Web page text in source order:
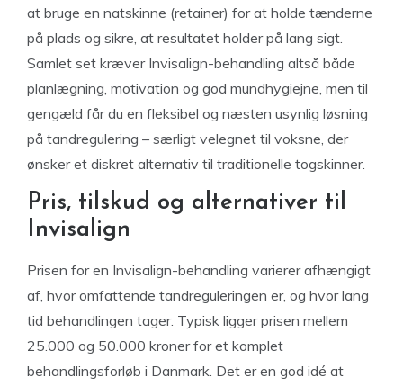
at bruge en natskinne (retainer) for at holde tænderne
på plads og sikre, at resultatet holder på lang sigt.
Samlet set kræver Invisalign-behandling altså både
planlægning, motivation og god mundhygiejne, men til
gengæld får du en fleksibel og næsten usynlig løsning
på tandregulering – særligt velegnet til voksne, der
ønsker et diskret alternativ til traditionelle togskinner.
Pris, tilskud og alternativer til
Invisalign
Prisen for en Invisalign-behandling varierer afhængigt
af, hvor omfattende tandreguleringen er, og hvor lang
tid behandlingen tager. Typisk ligger prisen mellem
25.000 og 50.000 kroner for et komplet
behandlingsforløb i Danmark. Det er en god idé at